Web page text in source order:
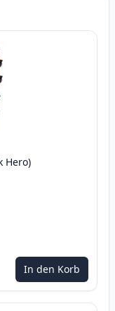
Hero)
In den Korb